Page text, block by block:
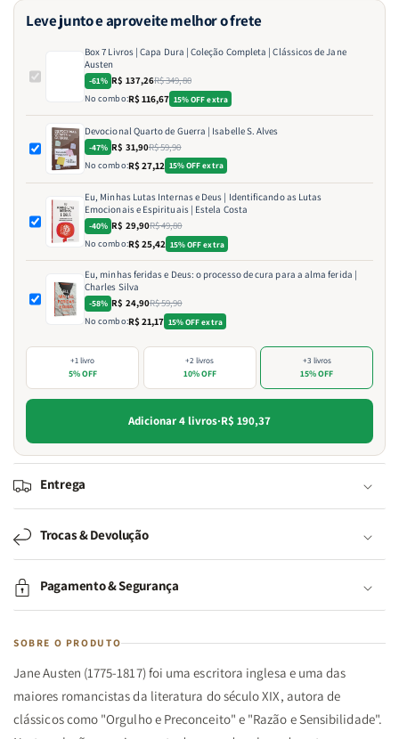
Leve junto e aproveite melhor o frete
Box 7 Livros | Capa Dura | Coleção Completa | Clássicos de Jane
Austen
-61% R$ 137,26R$ 349,80
No combo:R$ 116,67 15% OFF extra
Devocional Quarto de Guerra | Isabelle S. Alves
-47% R$ 31,90R$ 59,90
No combo:R$ 27,12 15% OFF extra
Eu, Minhas Lutas Internas e Deus | Identificando as Lutas
Emocionais e Espirituais | Estela Costa
-40% R$ 29,90R$ 49,80
No combo:R$ 25,42 15% OFF extra
Eu, minhas feridas e Deus: o processo de cura para a alma ferida |
Charles Silva
-58% R$ 24,90R$ 59,90
No combo:R$ 21,17 15% OFF extra
+1 livro
5% OFF
+2 livros
10% OFF
+3 livros
15% OFF
Adicionar 4 livros·R$ 190,37
Entrega
Trocas & Devolução
Pagamento & Segurança
SOBRE O PRODUTO
Jane Austen (1775-1817) foi uma escritora inglesa e uma das
maiores romancistas da literatura do século XIX, autora de
clássicos como "Orgulho e Preconceito" e "Razão e Sensibilidade".